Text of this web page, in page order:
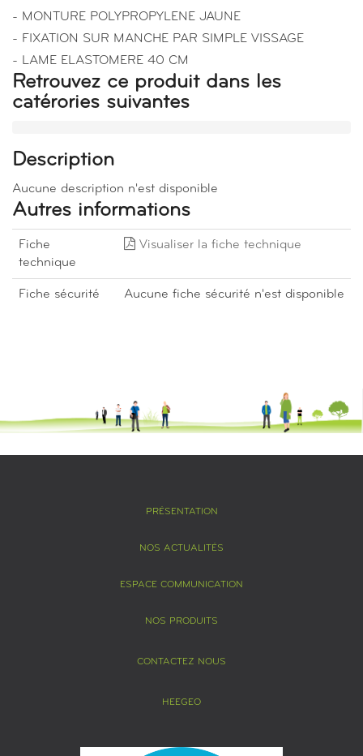
- MONTURE POLYPROPYLENE JAUNE
- FIXATION SUR MANCHE PAR SIMPLE VISSAGE
- LAME ELASTOMERE 40 CM
Retrouvez ce produit dans les
catérories suivantes
Description
Aucune description n'est disponible
Autres informations
Fiche
technique
Visualiser la fiche technique
Fiche sécurité Aucune fiche sécurité n'est disponible
PRÉSENTATION
NOS ACTUALITÉS
ESPACE COMMUNICATION
NOS PRODUITS
CONTACTEZ NOUS
HEEGEO